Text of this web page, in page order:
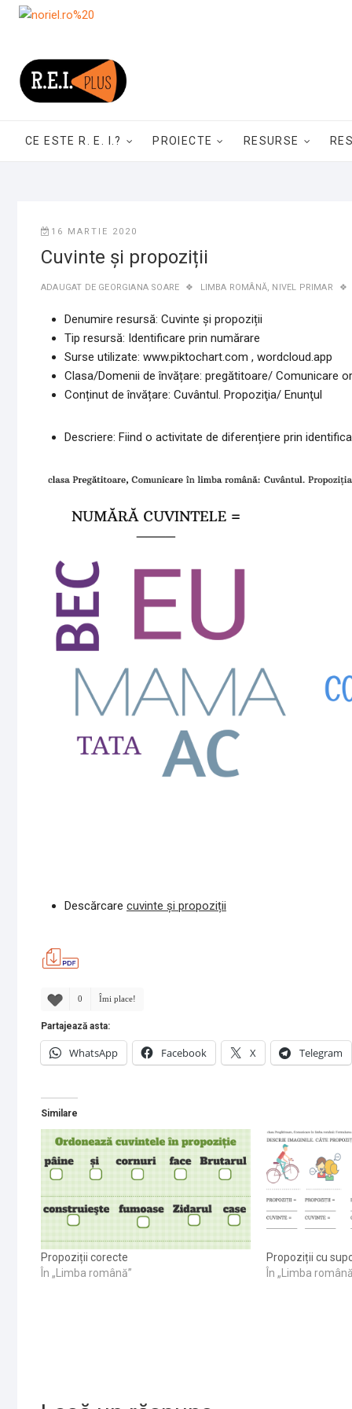
Skip
CE ESTE R. E. I.? PROIECTE RESURSE
16 MARTIE 2020
Cuvinte și propoziții
ADAUGAT DE GEORGIANA SOARE LIMBA ROMÂNĂ, NIVEL PRIMAR
Denumire resursă: Cuvinte și propoziții
Tip resursă: Identificare prin numărare
Surse utilizate: www.piktochart.com , wordcloud.app
Clasa/Domenii de învățare: pregătitoare/ Comunicare
Conținut de învățare: Cuvântul. Propoziţia/ Enunţul
Descriere: Fiind o activitate de diferențiere prin
Descărcare cuvinte și propoziții
0 Îmi place!
Partajează asta:
WhatsApp Facebook X Telegram
Similare
Propoziții corecte
În „Limba română”
Propoziții cu
În „Limba